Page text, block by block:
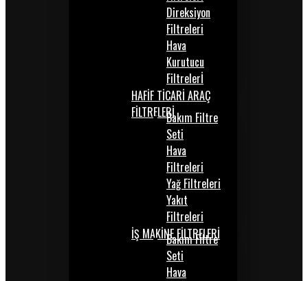
Direksiyon
Filtreleri
Hava
Kurutucu
Filtrelerİ
HAFİF TİCARİ ARAÇ
FİLTRELERİBakım Filtre
Seti
Hava
Filtreleri
Yağ Filtreleri
Yakıt
Filtreleri
İŞ MAKİNE FİLTRELERİ
Bakım Filtre
Seti
Hava